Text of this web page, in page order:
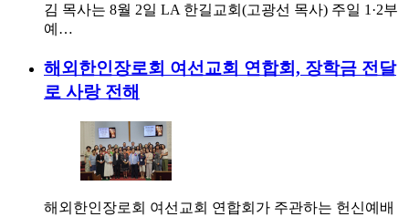
김 목사는 8월 2일 LA 한길교회(고광선 목사) 주일 1·2부
예…
해외한인장로회 여선교회 연합회, 장학금 전달
로 사랑 전해
해외한인장로회 여선교회 연합회가 주관하는 헌신예배